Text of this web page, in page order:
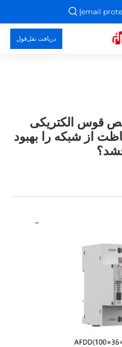
دریافت نقل‌قول
قوس الکتریکی
از شبکه را بهبود